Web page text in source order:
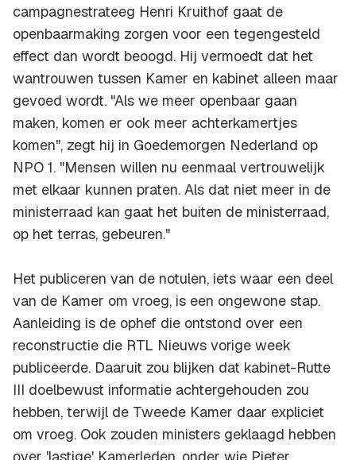
campagnestrateeg Henri Kruithof gaat de
openbaarmaking zorgen voor een tegengesteld
effect dan wordt beoogd. Hij vermoedt dat het
wantrouwen tussen Kamer en kabinet alleen maar
gevoed wordt. "Als we meer openbaar gaan
maken, komen er ook meer achterkamertjes
komen", zegt hij in Goedemorgen Nederland op
NPO 1. "Mensen willen nu eenmaal vertrouwelijk
met elkaar kunnen praten. Als dat niet meer in de
ministerraad kan gaat het buiten de ministerraad,
op het terras, gebeuren."
Het publiceren van de notulen, iets waar een deel
van de Kamer om vroeg, is een ongewone stap.
Aanleiding is de ophef die ontstond over een
reconstructie die RTL Nieuws vorige week
publiceerde. Daaruit zou blijken dat kabinet-Rutte
III doelbewust informatie achtergehouden zou
hebben, terwijl de Tweede Kamer daar expliciet
om vroeg. Ook zouden ministers geklaagd hebben